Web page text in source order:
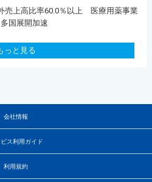
売上高比率60.0％以上 医療用薬事業
国展開加速
っと見る
会社情報
ス利用ガイド
利用規約